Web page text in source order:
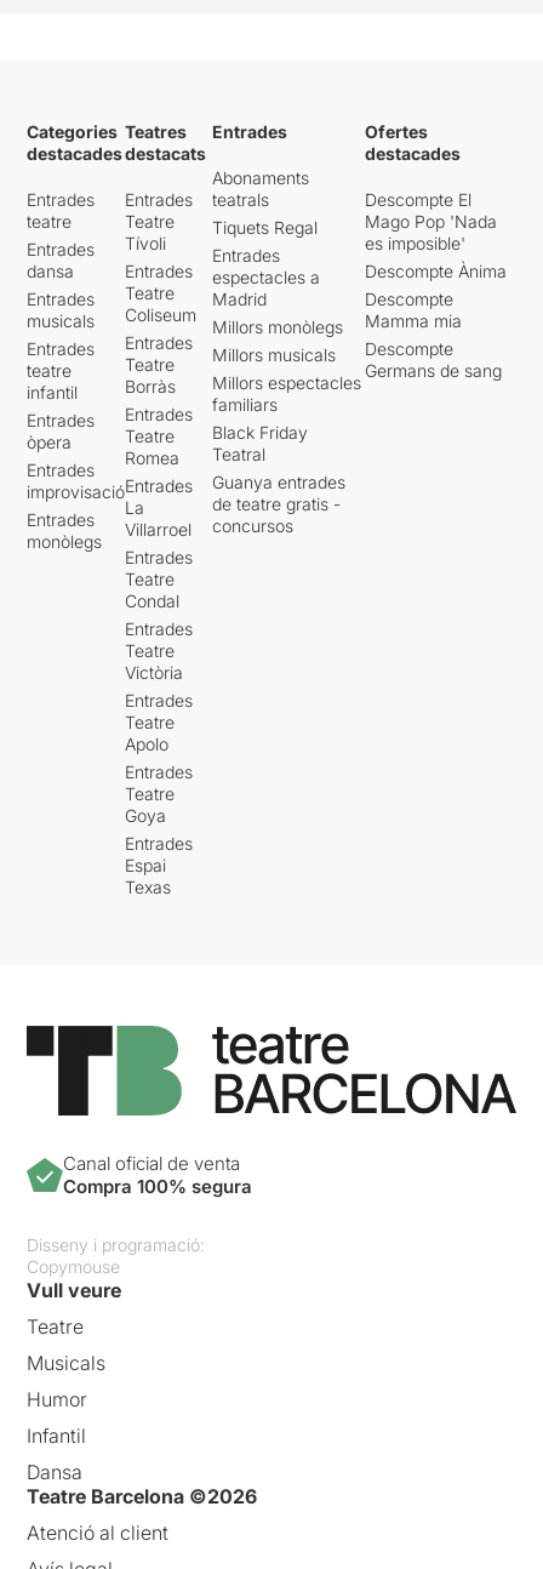
Categories
destacades
Entrades
teatre
Entrades
dansa
Entrades
musicals
Entrades
teatre
infantil
Entrades
òpera
Entrades
improvisació
Entrades
monòlegs
Teatres
destacats
Entrades
Teatre
Tívoli
Entrades
Teatre
Coliseum
Entrades
Teatre
Borràs
Entrades
Teatre
Romea
Entrades
La
Villarroel
Entrades
Teatre
Condal
Entrades
Teatre
Victòria
Entrades
Teatre
Apolo
Entrades
Teatre
Goya
Entrades
Espai
Texas
Entrades
Abonaments
teatrals
Tiquets Regal
Entrades
espectacles a
Madrid
Millors monòlegs
Millors musicals
Millors espectacles
familiars
Black Friday
Teatral
Guanya entrades
de teatre gratis -
concursos
Ofertes
destacades
Descompte El
Mago Pop 'Nada
es imposible'
Descompte Ànima
Descompte
Mamma mia
Descompte
Germans de sang
Canal oficial de venta
Compra 100% segura
Disseny i programació:
Copymouse
Vull veure
Teatre
Musicals
Humor
Infantil
Dansa
Teatre Barcelona ©2026
Atenció al client